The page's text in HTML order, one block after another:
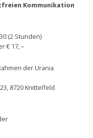
Kommunikation
(2 Stunden)
€ 17, –
der Urania
8720 Knittelfeld